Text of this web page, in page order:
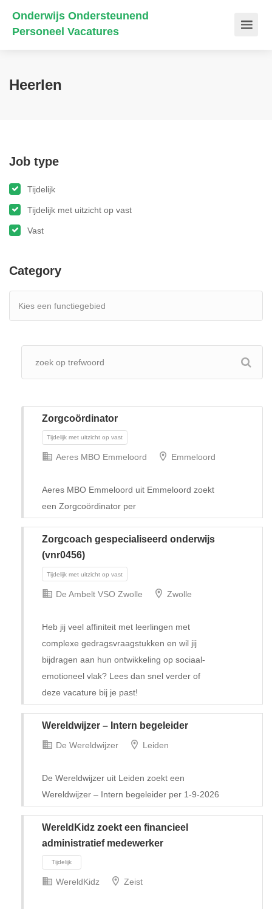
Onderwijs Ondersteunend
Personeel Vacatures
Heerlen
Job type
Tijdelijk
Tijdelijk met uitzicht op vast
Vast
Category
Zorgcoördinator
Aeres MBO Emmeloord Emmeloord
Aeres MBO Emmeloord uit Emmeloord zoekt
een Zorgcoördinator per
Zorgcoach gespecialiseerd onderwijs
(vnr0456)
Tijdelijk met uitzicht op vast
De Ambelt VSO Zwolle Zwolle
Heb jij veel affiniteit met leerlingen met
complexe gedragsvraagstukken en wil jij
bijdragen aan hun ontwikkeling op sociaal-
emotioneel vlak? Lees dan snel verder of
deze vacature bij je past!
Wereldwijzer – Intern begeleider
De Wereldwijzer Leiden
De Wereldwijzer uit Leiden zoekt een
Wereldwijzer – Intern begeleider per 1-9-2026
WereldKidz zoekt een financieel
administratief medewerker
WereldKidz Zeist